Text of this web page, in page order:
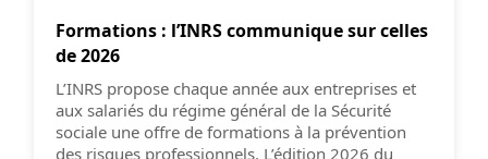
Formations : l’INRS communique sur celles
de 2026
L’INRS propose chaque année aux entreprises et
aux salariés du régime général de la Sécurité
sociale une offre de formations à la prévention
des risques professionnels. L’édition 2026 du